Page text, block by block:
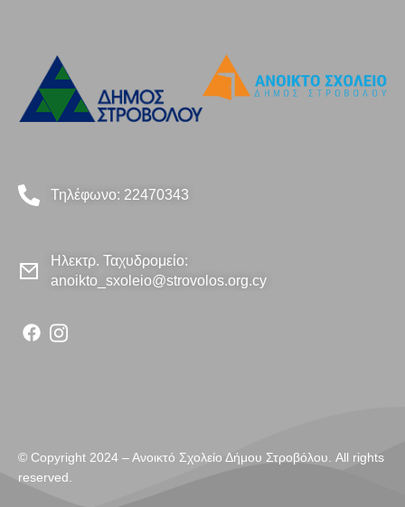
Τηλέφωνο: 22470343
Ηλεκτρ. Ταχυδρομείο:
anoikto_sxoleio@strovolos.org.cy
© Copyright 2024 – Aνοικτό Σχολείο Δήμου Στροβόλου. All rights
reserved.